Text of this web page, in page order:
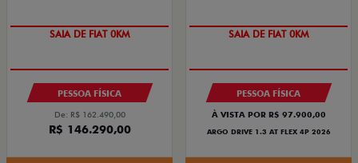
OPORTUNIDADE
PESSOA FÍSICA
De: R$ 162.490,00
R$ 146.290,00
OPORTUNIDADE
PESSOA FÍSICA
À VISTA POR R$ 97.900,00
ARGO DRIVE 1.3 AT FLEX 4P 2026